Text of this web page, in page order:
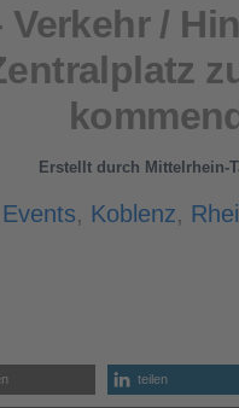
Verkehr /
Erstellt durch Mittelrhein-
Events, Koblenz,
teilen